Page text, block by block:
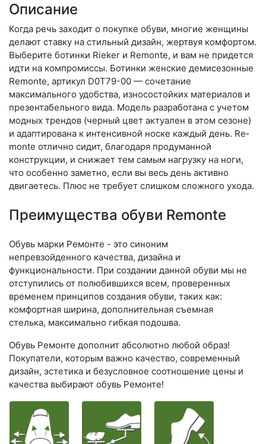
Описание
Когда речь заходит о покупке обуви, многие женщины
делают ставку на стильный дизайн, жертвуя комфортом.
Выберите бо­тин­ки Rieker и Remonte, и вам не придется
идти на компромиссы. Ботинки женские демисезонные
Remonte, артикул D0T79-00 — сочетание
максимального удобства, износостойких материалов и
презентабельного вида. Модель разработана с учетом
модных трендов (чер­ный цвет актуален в этом сезоне)
и адаптирована к интенсивной носке каждый день. Re­
mon­te отлично сидит, благодаря продуманной
конструкции, и снижает тем самым нагрузку на ноги,
что особенно заметно, если вы весь день активно
двигаетесь. Плюс не требует слишком сложного ухода.
Преимущества обуви Remonte
Обувь марки Ремонте - это синоним
непревзойденного качества, дизайна и
функциональности. При создании данной обуви мы не
отступились от полюбившихся всем, проверенных
временем принципов создания обуви, таких как:
комфортная ширина, дополнительная съемная
стелька, максимально гибкая подошва.
Обувь Ремонте дополнит абсолютно любой образ!
Покупатели, которым важно качество, современный
дизайн, эстетика и безусловное соотношение цены и
качества выбирают обувь Ремонте!